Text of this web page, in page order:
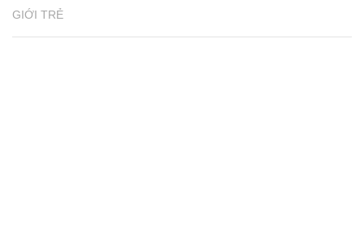
GIỚI TRẺ